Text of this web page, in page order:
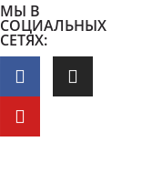
МЫ В
СОЦИАЛЬНЫХ
СЕТЯХ: